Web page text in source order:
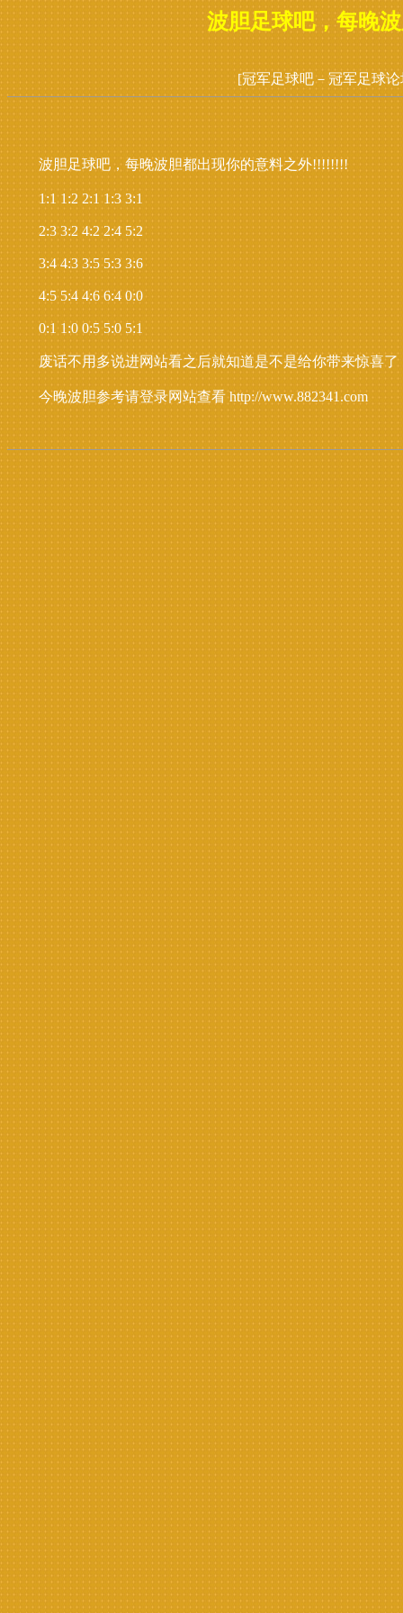
波胆足球吧，每晚
[冠军足球吧－冠军足球
波胆足球吧，每晚波胆都出现你的意料之外!!!!!!!!
1:1 1:2 2:1 1:3 3:1
2:3 3:2 4:2 2:4 5:2
3:4 4:3 3:5 5:3 3:6
4:5 5:4 4:6 6:4 0:0
0:1 1:0 0:5 5:0 5:1
废话不用多说进网站看之后就知道是不是给你带来惊喜了
今晚波胆参考请登录网站查看 http://www.882341.com